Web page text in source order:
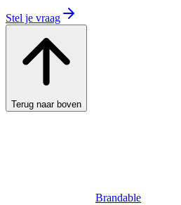
Stel je vraag
Terug naar boven
Brandable